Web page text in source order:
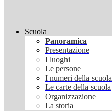
Scuola
Panoramica
Presentazione
I luoghi
Le persone
I numeri della scuola
Le carte della scuola
Organizzazione
La storia